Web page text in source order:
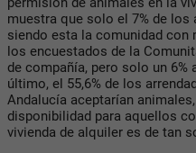
muestra que solo el 7% de los
siendo esta la comunidad con
los encuestados de la
de compañía, pero solo un
último, el 55,6% de los
Andalucía aceptarían
disponibilidad para aquellos
vivienda de alquiler es de tan